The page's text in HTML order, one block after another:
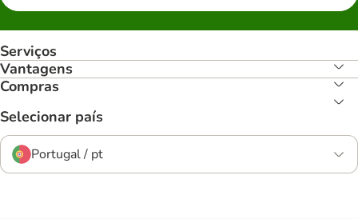
Serviços
Vantagens
Compras
Selecionar país
Portugal / pt